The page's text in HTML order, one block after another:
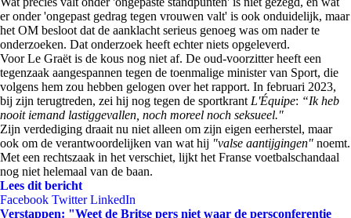
er onder 'ongepast gedrag tegen vrouwen valt' is ook onduidelijk, maar
het OM besloot dat de aanklacht serieus genoeg was om nader te
onderzoeken. Dat onderzoek heeft echter niets opgeleverd.
Voor Le Graët is de kous nog niet af. De oud-voorzitter heeft een
tegenzaak aangespannen tegen de toenmalige minister van Sport, die
volgens hem zou hebben gelogen over het rapport. In februari 2023,
bij zijn terugtreden, zei hij nog tegen de sportkrant L'Équipe: “Ik heb
nooit iemand lastiggevallen, noch moreel noch seksueel."
Zijn verdediging draait nu niet alleen om zijn eigen eerherstel, maar
ook om de verantwoordelijken van wat hij "valse aantijgingen" noemt.
Met een rechtszaak in het verschiet, lijkt het Franse voetbalschandaal
nog niet helemaal van de baan.
Lees dit bericht
Facebook Twitter LinkedIn
Verstappen: "Weet de Britse pers niet waar de persconferentie